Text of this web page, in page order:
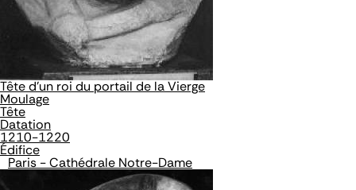
Tête d'un roi du portail de la Vierge
Moulage
Tête
Datation
1210-1220
Édifice
Paris - Cathédrale Notre-Dame